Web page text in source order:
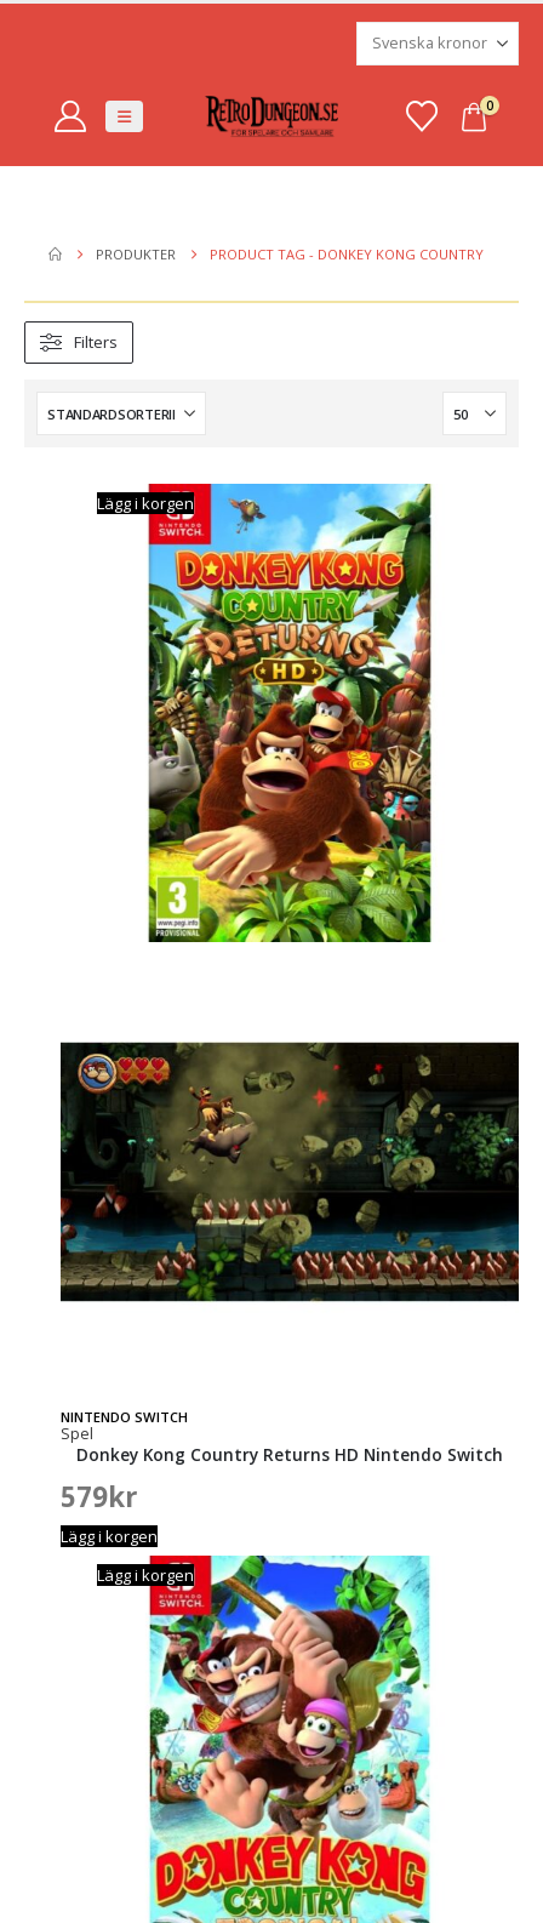
0
PRODUKTER PRODUCT TAG - DONKEY KONG COUNTRY
Filters
NINTENDO SWITCH
Spel
Lägg i korgen
Donkey Kong Country Returns HD Nintendo Switch
579kr
Lägg i korgen
Lägg i korgen